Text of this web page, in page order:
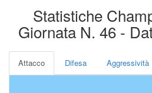
Statistiche
Giornata N. 46 -
Attacco Difesa Aggressività